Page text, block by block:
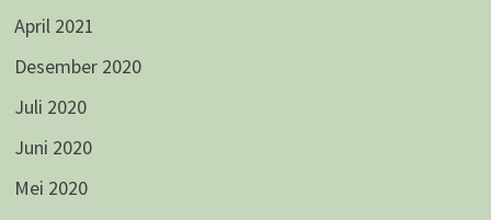
April 2021
Desember 2020
Juli 2020
Juni 2020
Mei 2020